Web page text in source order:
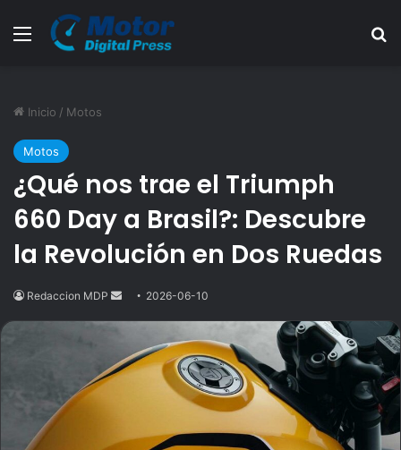
Menú
Inicio / Motos
Motos
¿Qué nos trae el Triumph
660 Day a Brasil?: Descubre
la Revolución en Dos Ruedas
Redaccion MDP
Send2026-06-10